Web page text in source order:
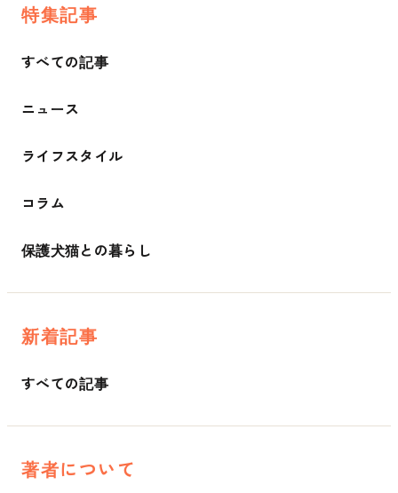
特集記事
すべての記事
ニュース
ライフスタイル
コラム
保護犬猫との暮らし
新着記事
すべての記事
著者について